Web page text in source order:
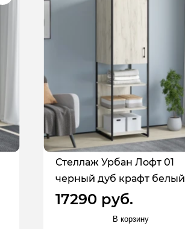
Стеллаж Урбан Лофт 01
черный дуб крафт белый
17290 руб.
В корзину